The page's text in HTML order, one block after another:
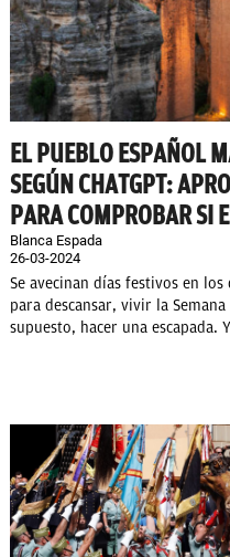
EL PUEBLO ESPAÑOL
SEGÚN CHATGPT:
PARA COMPROBAR SI
Blanca Espada
26-03-2024
Se avecinan días festivos en
para descansar, vivir la
supuesto, hacer una escapada.